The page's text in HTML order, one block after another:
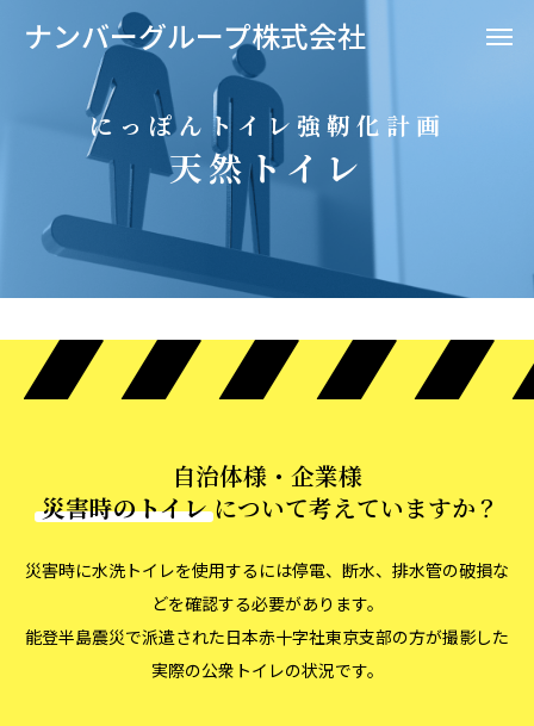
ナンバーグループ株式会社
にっぽんトイレ強靭化計画
天然トイレ
自治体様・企業様
災害時のトイレ について考えていますか？
災害時に水洗トイレを使用するには停電、断水、排水管の破損な
どを確認する必要があります。
能登半島震災で派遣された日本赤十字社東京支部の方が撮影した
実際の公衆トイレの状況です。